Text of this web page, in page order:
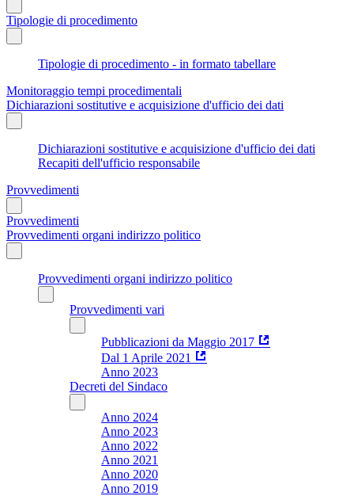
Tipologie di procedimento
Tipologie di procedimento - in formato tabellare
Monitoraggio tempi procedimentali
Dichiarazioni sostitutive e acquisizione d'ufficio dei dati
Dichiarazioni sostitutive e acquisizione d'ufficio dei dati
Recapiti dell'ufficio responsabile
Provvedimenti
Provvedimenti
Provvedimenti organi indirizzo politico
Provvedimenti organi indirizzo politico
Provvedimenti vari
Pubblicazioni da Maggio 2017
Dal 1 Aprile 2021
Anno 2023
Decreti del Sindaco
Anno 2024
Anno 2023
Anno 2022
Anno 2021
Anno 2020
Anno 2019